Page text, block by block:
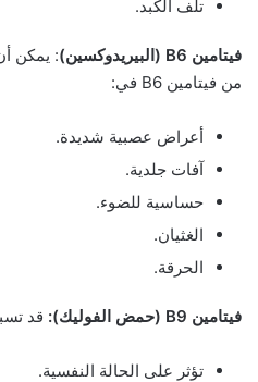
تلف الكبد.
فيتامين B6 (البيريدوكسين)
من فيتامين B6 في:
أعراض عصبية شديدة.
آفات جلدية.
حساسية للضوء.
الغثيان.
الحرقة.
فيتامين B9 (حمض الفوليك): قد
تؤثر على الحالة النفسية.